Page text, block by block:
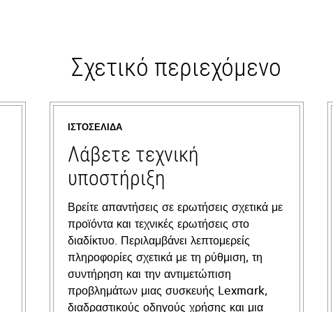
Σχετικό περιεχόμενο
ΙΣΤΟΣΕΛΊΔΑ
Λάβετε τεχνική
υποστήριξη
Βρείτε απαντήσεις σε ερωτήσεις σχετικά με
προϊόντα και τεχνικές ερωτήσεις στο
διαδίκτυο. Περιλαμβάνει λεπτομερείς
πληροφορίες σχετικά με τη ρύθμιση, τη
συντήρηση και την αντιμετώπιση
προβλημάτων μιας συσκευής Lexmark,
διαδραστικούς οδηγούς χρήσης και μια